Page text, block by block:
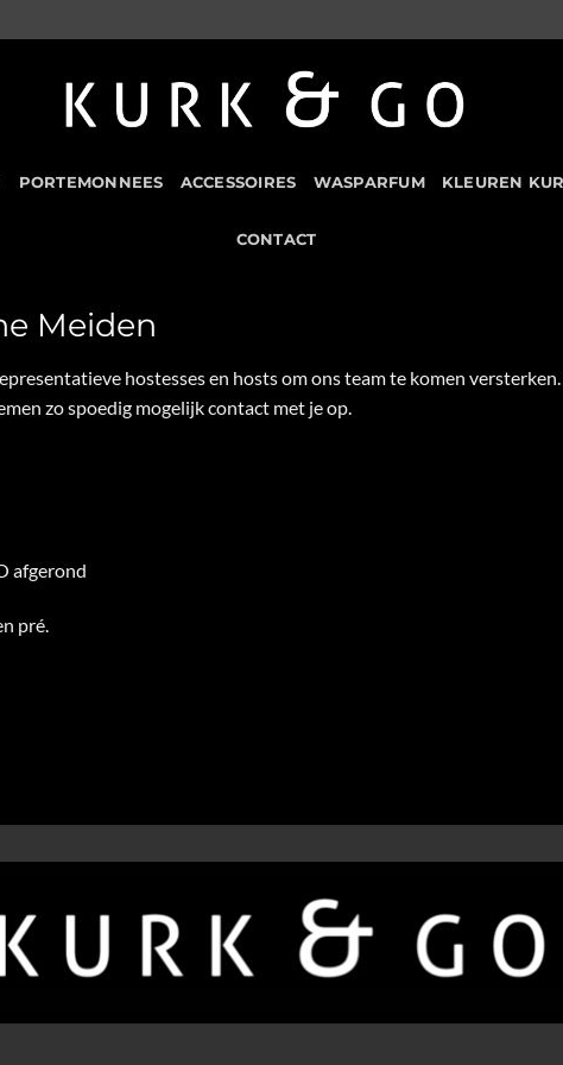
PORTEMONNEES ACCESSOIRES WASPARFUM KLEUREN
CONTACT
Meiden
hostesses en hosts om ons team te komen
zo spoedig mogelijk contact met je op.
afgerond
pré.